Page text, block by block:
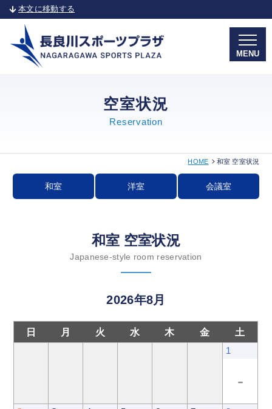
本文に移動する
空室状況
Reservation
HOME 和室 空室状況
和室 洋室 会議室
和室 空室状況
Japanese-style room reservation
2026年8月
日 月 火 水 木 金 土
1
-
MENU